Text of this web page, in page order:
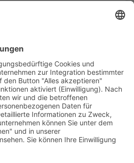
Informationen.
Forum für Medien, Bildung
und überall
Mehr erfahren